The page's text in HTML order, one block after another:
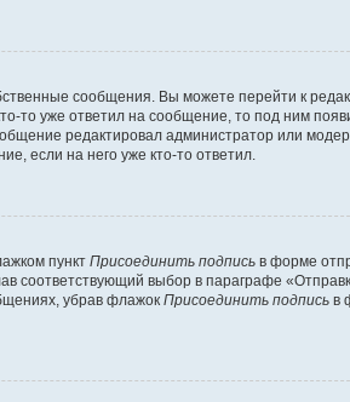
сообщения. Вы можете перейти к
то уже ответил на сообщение, то под ним
редактировал администратор или
если на него уже кто-то ответил.
пункт Присоединить подпись в форме
соответствующий выбор в параграфе
убрав флажок Присоединить подпись в